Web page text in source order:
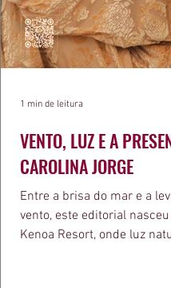
VENTO, LUZ E A
CAROLINA JORGE
Entre a brisa do mar e a
vento, este editorial
Kenoa Resort, onde luz
1 min de leitura